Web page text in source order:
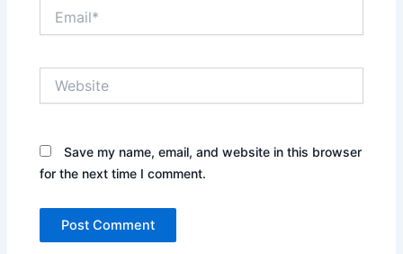
Save my name, email, and website in this browser
for the next time I comment.